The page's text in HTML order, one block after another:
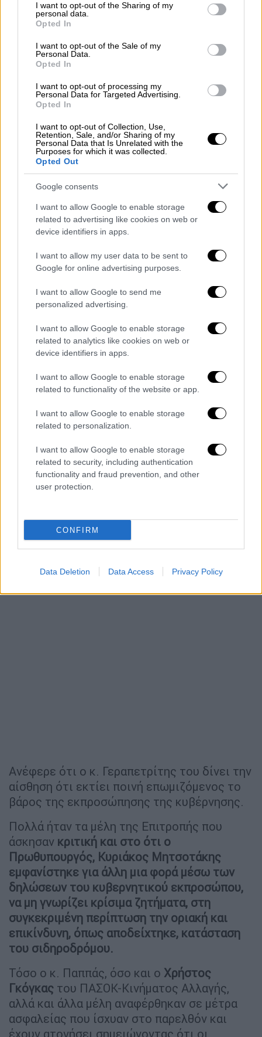
not limited to your visit or usage behaviour. You may click to
grant or deny consent to Google and its third-party tags to
use your data for below specified purposes in below Google
consent section.
I want to opt-out of the Sharing of my
personal data.
Opted In
I want to opt-out of the Sale of my
Personal Data.
Opted In
I want to opt-out of processing my
Personal Data for Targeted Advertising.
Opted In
I want to opt-out of Collection, Use,
Retention, Sale, and/or Sharing of my
Personal Data that Is Unrelated with the
Purposes for which it was collected.
Opted Out
Google consents
I want to allow Google to enable storage
related to advertising like cookies on web or
device identifiers in apps.
I want to allow my user data to be sent to
Google for online advertising purposes.
I want to allow Google to send me
personalized advertising.
I want to allow Google to enable storage
related to analytics like cookies on web or
device identifiers in apps.
I want to allow Google to enable storage
related to functionality of the website or app.
I want to allow Google to enable storage
related to personalization.
I want to allow Google to enable storage
related to security, including authentication
functionality and fraud prevention, and other
user protection.
CONFIRM
Data Deletion Data Access Privacy Policy
Ρυθμιστική Αρχή Σιδηροδρόμων και
περιλαμβάνει 712 ώρες άσκησης, 6,5 μηνες
εκπαίδευσης επί 6 ημέρες την εβδομάδα για
7 ώρες την ημέρα. Ανέφερε μάλιστα
διαψεύδοντας αντίθετες πληροφορίες πως
«υπήρχαν περπτώσεις ανεπιτυχούς
συμμετοχής υποψηφίων».
Αναφορικά με τις διοικήσεις του ΟΣΕ και
της ΕΡΓΟΣΕ, ο υπουργός Επικρατείας είπε
ότι οι διοικήσεις που τοποθετήθηκαν πριν
λίγες ημέρες είναι μεταβατικές και εντός
των προσεχώνημερών θα υπάρξει διεθνής
δημόσια πρόσκληση ενδιαφέροντος για την
οριστική στελέχωση των Οργανισμών.
αντιπολίτευσης
Για απόπειρα διάχυσης ευθυνών εκ μέρους
της κυβέρνησης έκαναν λόγο πολλοί
«Δυστυχώς έχει αλλάξει η κατευθυνση, στην
οποία κυβερνητικά στελέχη δείχνουν
υπαιτιότητα. Ξεκινησαμε από τον σταθμάρχη,
πήγαμε στους προηγούμενους και από χθες
εκπροσώπου, καταλάβαμε ότι δειχνουν προς
τη μεριά του πρώην υπουργού Υποδομών και
Μεταφορών. Δε βοηθάει αυτή η τακτική»,
είπε ο τομεάρχης Υποδομών και Μεταφορών
του ΣΥΡΙΖΑ,Νίκος Παππας.
Ανέφερε ότι ο κ. Γεραπετρίτης του δίνει την
αίσθηση ότι εκτίει ποινή επωμιζόμενος το
βάρος της εκπροσώπησης της κυβέρνησης.
Πολλά ήταν τα μέλη της Επιτροπής που
άσκησαν κριτική και στο ότι ο
Πρωθυπουργός, Κυριάκος Μητσοτάκης
εμφανίστηκε για άλλη μια φορά μέσω των
δηλώσεων του κυβερνητικού εκπροσώπου,
να μη γνωρίζει κρίσιμα ζητήματα, στη
συγκεκριμένη περίπτωση την οριακή και
επικίνδυνη, όπως αποδείχτηκε, κατάσταση
του σιδηροδρόμου.
Τόσο ο κ. Παππάς, όσο και ο Χρήστος
Γκόγκας του ΠΑΣΟΚ-Κινήματος Αλλαγής,
αλλά και άλλα μέλη αναφέρθηκαν σε μέτρα
ασφαλείας που ίσχυαν στο παρελθόν και
έχουν ατονήσει σημειώνοντας ότι οι